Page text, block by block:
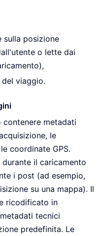
sulla posizione
o lette dai
viaggio.
contenere metadati
le
coordinate GPS.
il caricamento
i post (ad esempio,
su una mappa). Il
ricodificato in
tecnici
predefinita. Le